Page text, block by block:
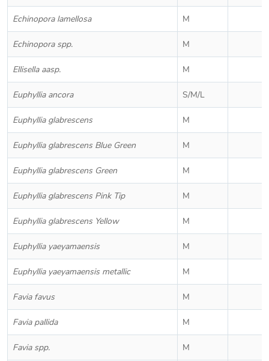
Echinopora lamellosa M
Echinopora spp. M
Ellisella aasp. M
Euphyllia ancora S/M/L
Euphyllia glabrescens M
Euphyllia glabrescens Blue Green M
Euphyllia glabrescens Green M
Euphyllia glabrescens Pink Tip M
Euphyllia glabrescens Yellow M
Euphyllia yaeyamaensis M
Euphyllia yaeyamaensis metallic M
Favia favus M
Favia pallida M
Favia spp. M